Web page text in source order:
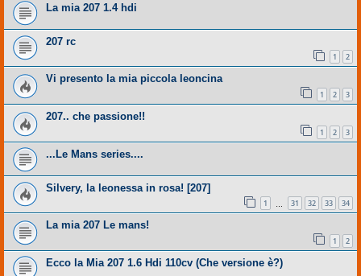
La mia 207 1.4 hdi
207 rc
1 2
Vi presento la mia piccola leoncina
1 2 3
207.. che passione!!
1 2 3
...Le Mans series....
Silvery, la leonessa in rosa! [207]
1 31 32 33 34
La mia 207 Le mans!
1 2
Ecco la Mia 207 1.6 Hdi 110cv (Che versione è?)